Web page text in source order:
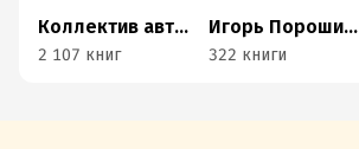
Коллектив авторов
2 107 книг
Игорь Порошин и Вадим Лукомский
322 книги